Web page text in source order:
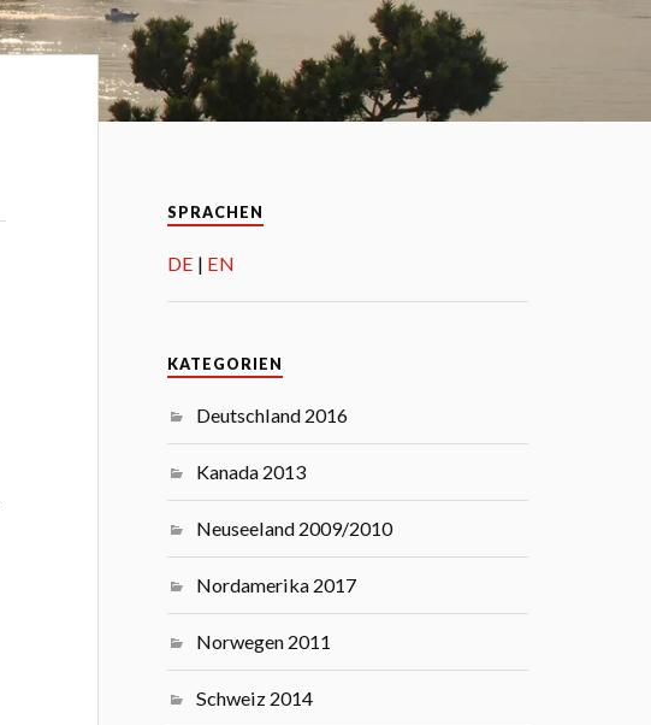
SPRACHEN
DE EN
KATEGORIEN
Deutschland 2016
Kanada 2013
Neuseeland 2009/2010
Nordamerika 2017
Norwegen 2011
Schweiz 2014